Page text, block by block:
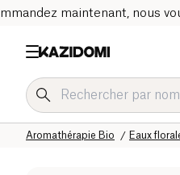
maintenant, nous
Eaux
Aromathérapie Bio
Notre catalogue bio
Accueil